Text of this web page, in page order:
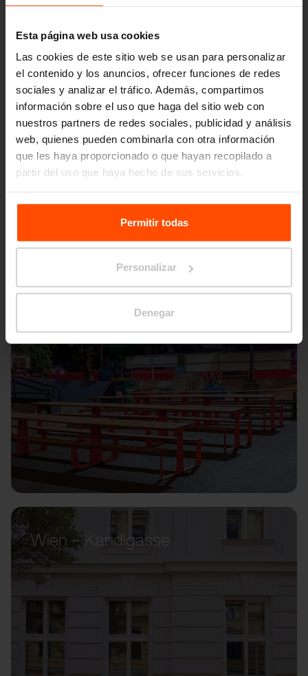
Esta página web usa cookies
Las cookies de este sitio web se usan para personalizar
el contenido y los anuncios, ofrecer funciones de redes
sociales y analizar el tráfico. Además, compartimos
información sobre el uso que haga del sitio web con
nuestros partners de redes sociales, publicidad y análisis
web, quienes pueden combinarla con otra información
que les haya proporcionado o que hayan recopilado a
partir del uso que haya hecho de sus servicios.
Para más información, visitePrinciples Relating to the
Processing Personal Data.Permitir todas
Personalizar
Denegar
Seattle – Popup park
Wien – Kandlgasse